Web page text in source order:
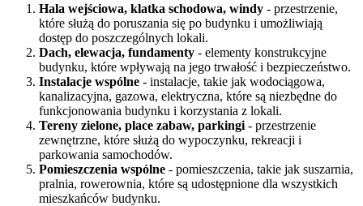
Hala wejściowa, klatka schodowa, windy - przestrzenie,
które służą do poruszania się po budynku i umożliwiają
dostęp do poszczególnych lokali.
Dach, elewacja, fundamenty - elementy konstrukcyjne
budynku, które wpływają na jego trwałość i bezpieczeństwo.
Instalacje wspólne - instalacje, takie jak wodociągowa,
kanalizacyjna, gazowa, elektryczna, które są niezbędne do
funkcjonowania budynku i korzystania z lokali.
Tereny zielone, place zabaw, parkingi - przestrzenie
zewnętrzne, które służą do wypoczynku, rekreacji i
parkowania samochodów.
Pomieszczenia wspólne - pomieszczenia, takie jak suszarnia,
pralnia, rowerownia, które są udostępnione dla wszystkich
mieszkańców budynku.